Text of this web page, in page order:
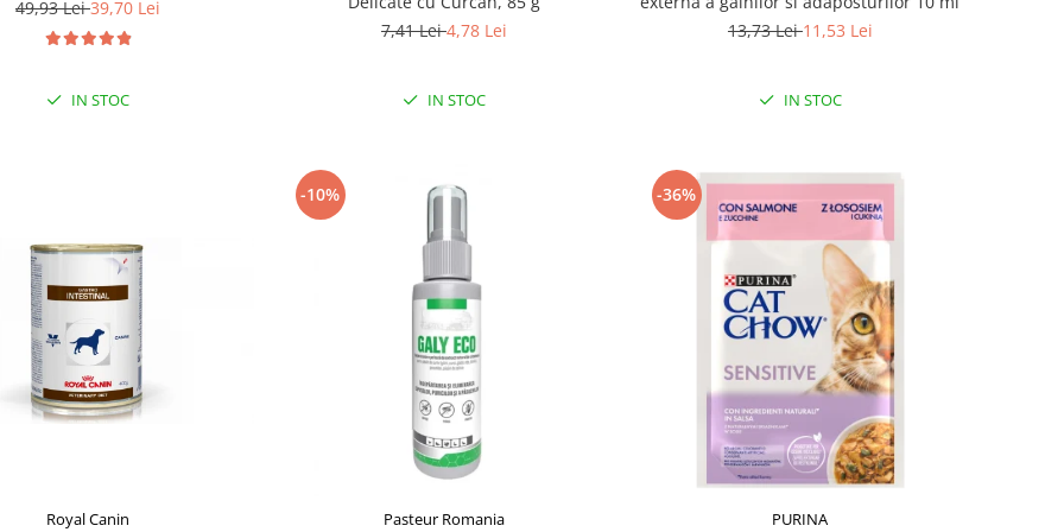
49,93 Lei39,70 Lei
IN STOC
7,41 Lei4,78 Lei
IN STOC
13,73 Lei11,53 Lei
IN STOC
Royal Canin
-10%
Pasteur Romania
-36%
PURINA